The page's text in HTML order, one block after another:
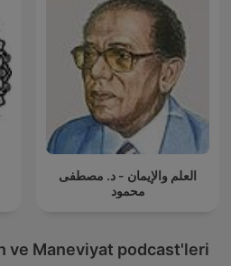
العلم والإيمان - د. مصطفى
محمود
ve Maneviyat podcast'leri